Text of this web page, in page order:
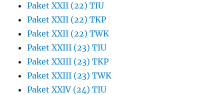
Paket XXII (22) TIU
Paket XXII (22) TKP
Paket XXII (22) TWK
Paket XXIII (23) TIU
Paket XXIII (23) TKP
Paket XXIII (23) TWK
Paket XXIV (24) TIU